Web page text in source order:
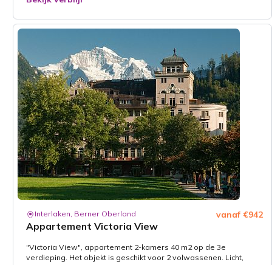
Interlaken, Berner Oberland
Appartement Victoria View
vanaf €942
"Victoria View", appartement 2-kamers 40 m2 op de 3e
verdieping. Het objekt is geschikt voor 2 volwassenen. Licht,